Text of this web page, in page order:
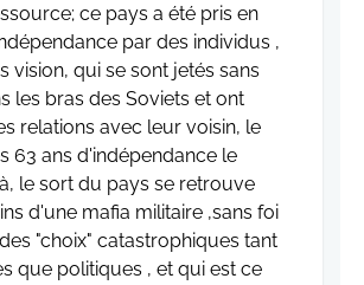
ce pays a été pris en
par des individus ,
vision, qui se sont jetés sans
les bras des Soviets et ont
relations avec leur voisin, le
63 ans d'indépendance le
le sort du pays se retrouve
d'une mafia militaire ,sans foi
"choix" catastrophiques tant
que politiques , et qui est ce